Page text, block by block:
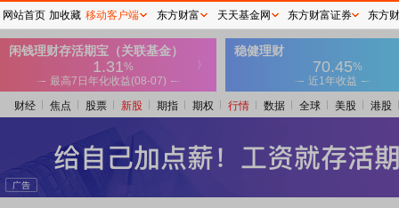
财经 焦点 股票 新股 期指 期权 行情 数据 全球 美股 港股
网站首页 加收藏 移动客户端 东方财富 天天基金网 东方财富证券 东方